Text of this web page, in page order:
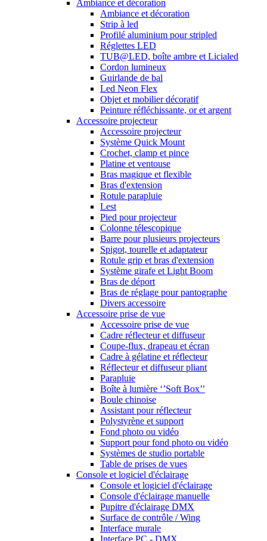
Ambiance et décoration
Ambiance et décoration
Strip à led
Profilé aluminium pour stripled
Réglettes LED
TUB@LED, boîte ambre et Licialed
Cordon lumineux
Guirlande de bal
Led Neon Flex
Objet et mobilier décoratif
Peinture réfléchissante, or et argent
Accessoire projecteur
Accessoire projecteur
Système Quick Mount
Crochet, clamp et pince
Platine et ventouse
Bras magique et flexible
Bras d'extension
Rotule parapluie
Lest
Pied pour projecteur
Colonne télescopique
Barre pour plusieurs projecteurs
Spigot, tourelle et adaptateur
Rotule grip et bras d'extension
Système girafe et Light Boom
Bras de déport
Bras de réglage pour pantographe
Divers accessoire
Accessoire prise de vue
Accessoire prise de vue
Cadre réflecteur et diffuseur
Coupe-flux, drapeau et écran
Cadre à gélatine et réflecteur
Réflecteur et diffuseur pliant
Parapluie
Boîte à lumière ‘’Soft Box’’
Boule chinoise
Assistant pour réflecteur
Polystyrène et support
Fond photo ou vidéo
Support pour fond photo ou vidéo
Systèmes de studio portable
Table de prises de vues
Console et logiciel d'éclairage
Console et logiciel d'éclairage
Console d'éclairage manuelle
Pupitre d'éclairage DMX
Surface de contrôle / Wing
Interface murale
Interface PC - DMX